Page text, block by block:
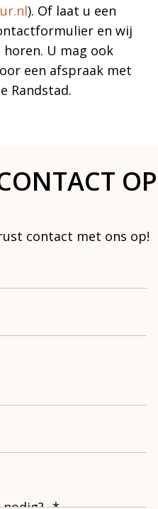
). Of laat u een
en wij
U mag ook
een afspraak met
Randstad.
OP
contact met ons op!